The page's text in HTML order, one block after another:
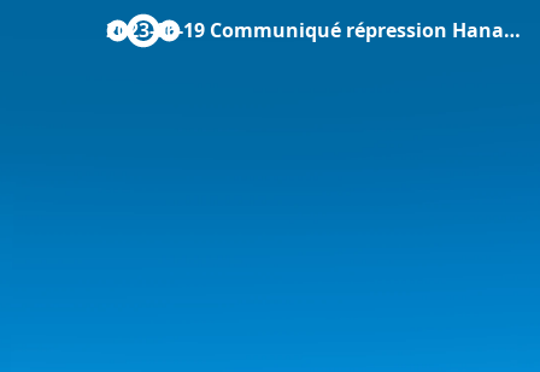
2023-06-19 Communiqué répression Hanane Ameqrane.pdf